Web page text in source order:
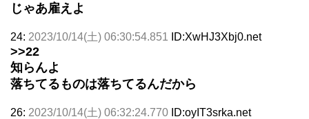
じゃあ雇えよ
24: 2023/10/14(土) 06:30:54.851 ID:XwHJ3Xbj0.net
>>22
知らんよ
落ちてるものは落ちてるんだから
26: 2023/10/14(土) 06:32:24.770 ID:oyIT3srka.net